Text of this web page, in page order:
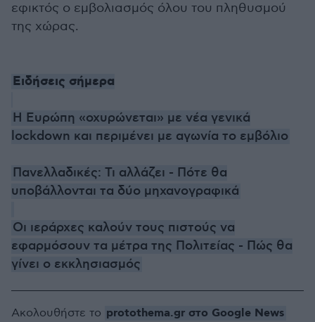
εφικτός ο εμβολιασμός όλου του πληθυσμού
της χώρας.
Ειδήσεις σήμερα
Η Ευρώπη «οχυρώνεται» με νέα γενικά
lockdown και περιμένει με αγωνία το εμβόλιο
Πανελλαδικές: Τι αλλάζει - Πότε θα
υποβάλλονται τα δύο μηχανογραφικά
Οι ιεράρχες καλούν τους πιστούς να
εφαρμόσουν τα μέτρα της Πολιτείας - Πώς θα
γίνει ο εκκλησιασμός
Ακολουθήστε το protothema.gr στο Google News